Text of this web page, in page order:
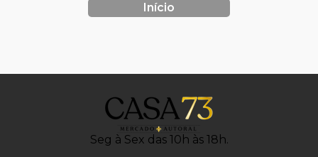
Início
Seg à Sex das 10h às 18h.